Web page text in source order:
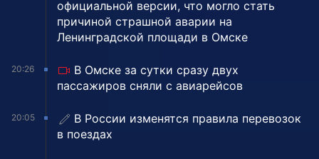
официальной версии, что могло стать
причиной страшной аварии на
Ленинградской площади в Омске
20:26
В Омске за сутки сразу двух
пассажиров сняли с авиарейсов
20:05
В России изменятся правила перевозок
в поездах